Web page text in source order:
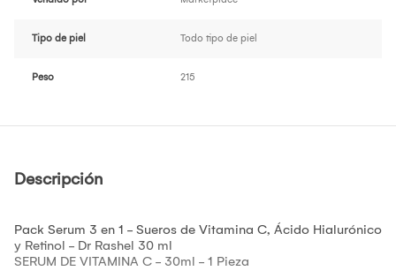
Tipo de piel Todo tipo de piel
Peso 215
Descripción
Pack Serum 3 en 1 - Sueros de Vitamina C, Ácido Hialurónico
y Retinol - Dr Rashel 30 ml
SERUM DE VITAMINA C - 30ml - 1 Pieza